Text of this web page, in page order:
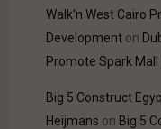
Walk'n West Cairo
Development on
Promote Spark
Big 5 Construct
Heijmans on Big 5